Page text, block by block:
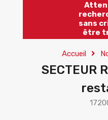
sans
être
Accueil
SECTEUR